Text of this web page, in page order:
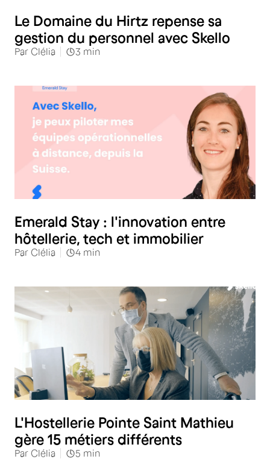
Le Domaine du Hirtz repense sa
gestion du personnel avec Skello
Par Clélia 3 min
Emerald Stay : l'innovation entre
hôtellerie, tech et immobilier
Par Clélia 4 min
L'Hostellerie Pointe Saint Mathieu
gère 15 métiers différents
Par Clélia 5 min